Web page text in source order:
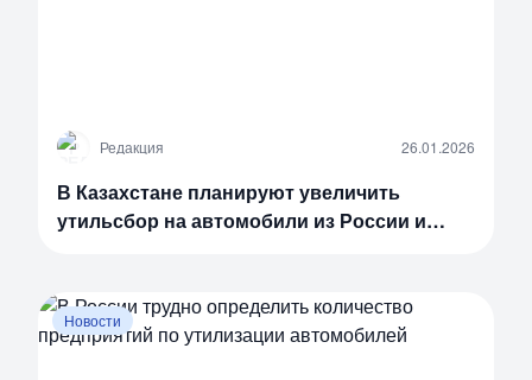
Р Редакция 26.01.2026
В Казахстане планируют увеличить
утильсбор на автомобили из России и
Новости